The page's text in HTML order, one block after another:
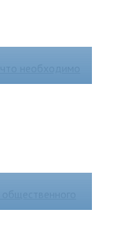
необходимо